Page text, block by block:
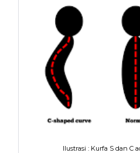
Ilustrasi : Kurfa S dan C